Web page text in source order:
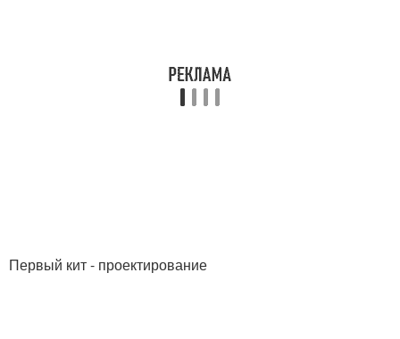
Первый кит - проектирование